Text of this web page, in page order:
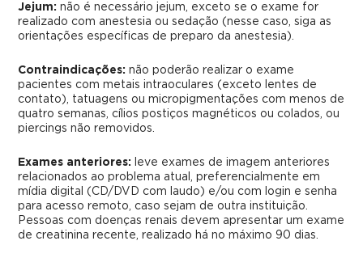
Jejum: não é necessário jejum, exceto se o exame for
realizado com anestesia ou sedação (nesse caso, siga as
orientações específicas de preparo da anestesia).
Contraindicações:não poderão realizar o exame
pacientes com metais intraoculares (exceto lentes de
contato), tatuagens ou micropigmentações com menos de
quatro semanas, cílios postiços magnéticos ou colados, ou
piercings não removidos.
Exames anteriores:
leve exames de imagem anteriores
relacionados ao problema atual, preferencialmente em
mídia digital (CD/DVD com laudo) e/ou com login e senha
para acesso remoto, caso sejam de outra instituição.
Pessoas com doenças renais devem apresentar um exame
de creatinina recente, realizado há no máximo 90 dias.